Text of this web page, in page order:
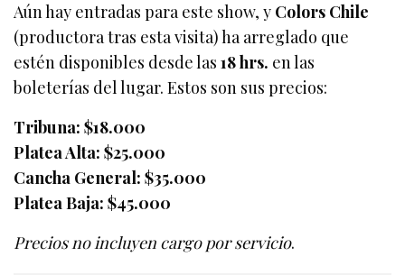
Aún hay entradas para este show, y Colors Chile
(productora tras esta visita) ha arreglado que
estén disponibles desde las18 hrs. en las
boleterías del lugar. Estos son sus precios:
Tribuna: $18.000
Platea Alta: $25.000
Cancha General: $35.000
Platea Baja: $45.000
Precios no incluyen cargo por servicio.